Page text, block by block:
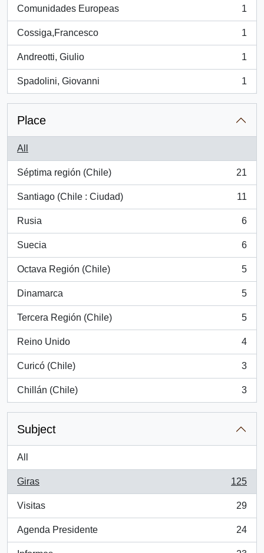
Comunidades Europeas
, 1 results
1
Cossiga,Francesco
, 1 results
1
Andreotti, Giulio
, 1 results
1
Spadolini, Giovanni
, 1 results
1
Place
All
Séptima región (Chile)
, 21 results
21
Santiago (Chile : Ciudad)
, 11 results
11
Rusia
, 6 results
6
Suecia
, 6 results
6
Octava Región (Chile)
, 5 results
5
Dinamarca
, 5 results
5
Tercera Región (Chile)
, 5 results
5
Reino Unido
, 4 results
4
Curicó (Chile)
, 3 results
3
Chillán (Chile)
, 3 results
3
Subject
All
Giras
, 125 results
125
Visitas
, 29 results
29
Agenda Presidente
, 24 results
24